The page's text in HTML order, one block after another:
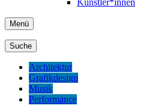
Künstler*innen
Menü
Suche
Architektur
Grafikdesign
Musik
Performance